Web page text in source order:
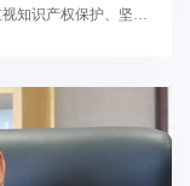
知识产权保护、坚决